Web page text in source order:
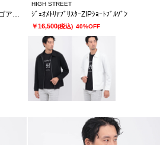
ＨＩＧＨ ＳＴＲＥＥＴ∴サイドゴアハイカットカタオシドレススニーカー
HIGH STREET
ｼﾞｪｵﾒﾄﾘｱﾌﾞﾘｽﾀｰZIPｼｮｰﾄﾌﾞﾙｿﾞﾝ
￥16,500(税込) 40%OFF